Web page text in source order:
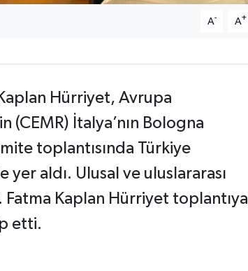
A- A+
Hürriyet, Avrupa
(CEMR) İtalya’nın Bologna
toplantısında Türkiye
aldı. Ulusal ve uluslararası
Kaplan Hürriyet toplantıya
etti.